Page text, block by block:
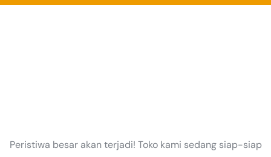
Peristiwa besar akan terjadi! Toko kami sedang siap-siap